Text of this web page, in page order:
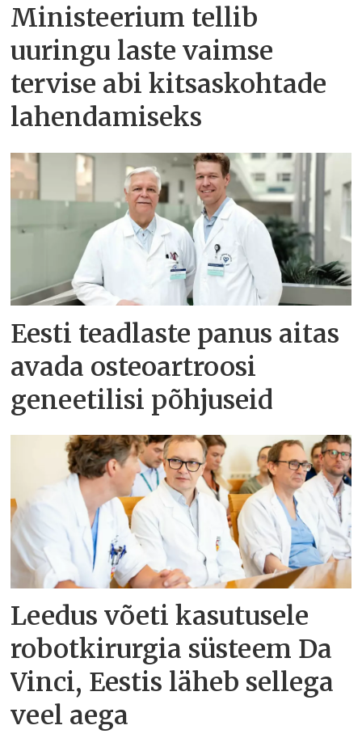
Ministeerium tellib
uuringu laste vaimse
tervise abi kitsaskohtade
lahendamiseks
Eesti teadlaste panus aitas
avada osteoartroosi
geneetilisi põhjuseid
Leedus võeti kasutusele
robotkirurgia süsteem Da
Vinci, Eestis läheb sellega
veel aega